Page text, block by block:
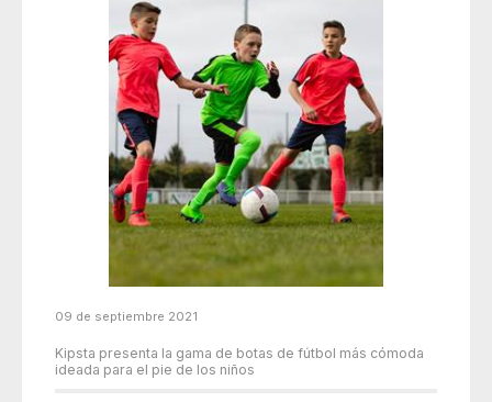
09 de septiembre 2021
Kipsta presenta la gama de botas de fútbol más cómoda
ideada para el pie de los niños